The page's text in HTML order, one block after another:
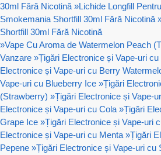
30ml Fără Nicotină »Lichide Longfill
Smokemania Shortfill 30ml Fără Nicotină
Shortfill 30ml Fără Nicotină
»Vape Cu Aroma de Watermelon Peach
Vanzare »Țigări Electronice și Vape-uri
Electronice și Vape-uri cu Berry
Vape-uri cu Blueberry Ice »Țigări
(Strawberry) »Țigări Electronice și Vape-
Electronice și Vape-uri cu Cola »Țigări
Grape Ice »Țigări Electronice și Vape-uri
Electronice și Vape-uri cu Menta »Țigări
Pepene »Țigări Electronice și Vape-uri cu